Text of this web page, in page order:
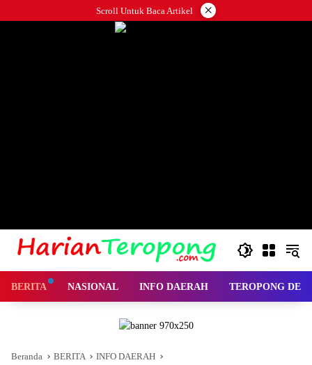
ke
Scroll Untuk Baca Artikel ×
BERITA NASIONAL INFO DAERAH TEROPONG
Beranda BERITA INFO DAERAH